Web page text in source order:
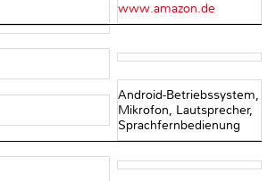
www.amazon.de
Android-Betriebssystem,
Mikrofon, Lautsprecher,
Sprachfernbedienung